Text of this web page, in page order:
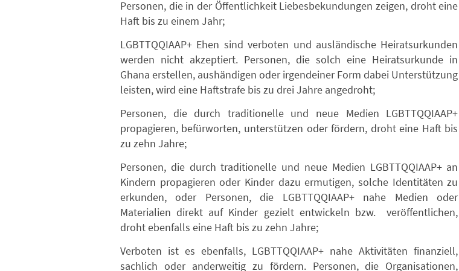
Personen, die in der Öffentlichkeit Liebesbekundungen zeigen, droht eine
Haft bis zu einem Jahr;
LGBTTQQIAAP+ Ehen sind verboten und ausländische Heiratsurkunden
werden nicht akzeptiert. Personen, die solch eine Heiratsurkunde in
Ghana erstellen, aushändigen oder irgendeiner Form dabei Unterstützung
leisten, wird eine Haftstrafe bis zu drei Jahre angedroht;
Personen, die durch traditionelle und neue Medien LGBTTQQIAAP+
propagieren, befürworten, unterstützen oder fördern, droht eine Haft bis
zu zehn Jahre;
Personen, die durch traditionelle und neue Medien LGBTTQQIAAP+ an
Kindern propagieren oder Kinder dazu ermutigen, solche Identitäten zu
erkunden, oder Personen, die LGBTTQQIAAP+ nahe Medien oder
Materialien direkt auf Kinder gezielt entwickeln bzw. veröffentlichen,
droht ebenfalls eine Haft bis zu zehn Jahre;
Verboten ist es ebenfalls, LGBTTQQIAAP+ nahe Aktivitäten finanziell,
sachlich oder anderweitig zu fördern. Personen, die Organisationen,